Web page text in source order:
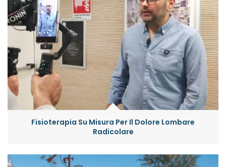
Fisioterapia Su Misura Per Il Dolore Lombare
Radicolare